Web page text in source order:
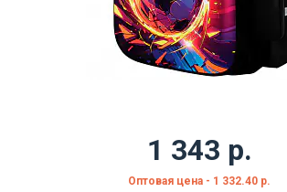
1 343 р.
Оптовая цена - 1 332.40 р.